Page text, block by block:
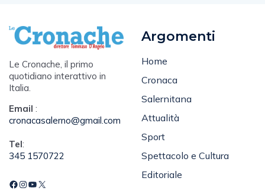
Le Cronache, il primo
quotidiano interattivo in
Italia.
Email :
cronacasalerno@gmail.com
Tel:
345 1570722
Argomenti
Home
Cronaca
Salernitana
Attualità
Sport
Spettacolo e Cultura
Editoriale